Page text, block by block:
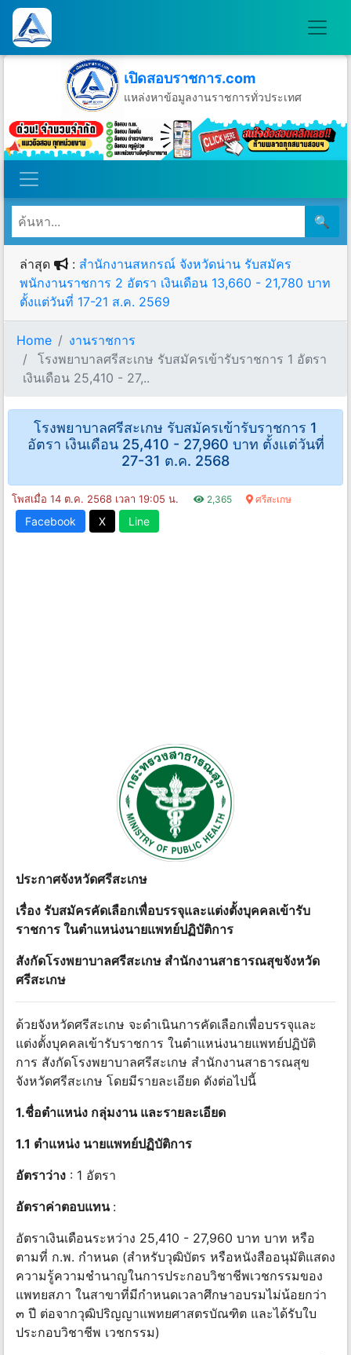
เปิดสอบราชการ.com
แหล่งหาข้อมูลงานราชการทั่วประเทศ
วันเสาร์ที่ 8 เดือนสิงหาคม พ.ศ.2569
🔍
ล่าสุด : สำนักงานสหกรณ์ จังหวัดน่าน รับสมัคร
พนักงานราชการ 2 อัตรา เงินเดือน 13,660 - 21,780 บาท
ตั้งแต่วันที่ 17-21 ส.ค. 2569
Home
งานราชการ
โรงพยาบาลศรีสะเกษ รับสมัครเข้ารับราชการ 1 อัตรา
เงินเดือน 25,410 - 27,..
โรงพยาบาลศรีสะเกษ รับสมัครเข้ารับราชการ 1
อัตรา เงินเดือน 25,410 - 27,960 บาท ตั้งแต่วันที่
27-31 ต.ค. 2568
โพสเมื่อ 14 ต.ค. 2568 เวลา 19:05 น. 2,365 ศรีสะเกษ
Facebook X Line
ประกาศจังหวัดศรีสะเกษ
เรื่อง รับสมัครคัดเลือกเพื่อบรรจุและแต่งตั้งบุคคลเข้ารับ
ราชการ ในตําแหน่งนายแพทย์ปฏิบัติการ
สังกัดโรงพยาบาลศรีสะเกษ สํานักงานสาธารณสุขจังหวัด
ศรีสะเกษ
ด้วยจังหวัดศรีสะเกษ จะดําเนินการคัดเลือกเพื่อบรรจุและ
แต่งตั้งบุคคลเข้ารับราชการ ในตําแหน่งนายแพทย์ปฏิบัติ
การ สังกัดโรงพยาบาลศรีสะเกษ สํานักงานสาธารณสุข
จังหวัดศรีสะเกษ โดยมีรายละเอียด ดังต่อไปนี้
1.ชื่อตําแหน่ง กลุ่มงาน และรายละเอียด
1.1 ตําแหน่ง นายแพทย์ปฏิบัติการ
อัตราว่าง : 1 อัตรา
อัตราค่าตอบแทน :
อัตราเงินเดือนระหว่าง 25,410 - 27,960 บาท บาท หรือ
ตามที่ ก.พ. กําหนด (สําหรับวุฒิบัตร หรือหนังสืออนุมัติแสดง
ความรู้ความชํานาญในการประกอบวิชาชีพเวชกรรมของ
แพทยสภา ในสาขาที่มีกําหนดเวลาศึกษาอบรมไม่น้อยกว่า
๓ ปี ต่อจากวุฒิปริญญาแพทยศาสตรบัณฑิต และได้รับใบ
ประกอบวิชาชีพ เวชกรรม)